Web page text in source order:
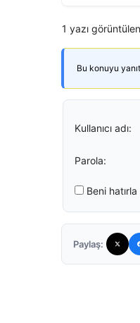
1 yazı
Bu konuyu
Kullanıcı adı:
Parola:
Beni hatırla
Paylaş: